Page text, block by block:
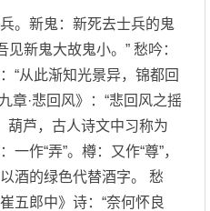
。新鬼：新死去士兵的鬼
见新鬼大故鬼小。” 愁吟：
“从此渐知光景异，锦都回
章·悲回风》：“悲回风之摇
葫芦，古人诗文中习称为
作“弄”。樽：又作“尊”，
酒的绿色代替酒字。 愁
五郎中》诗：“奈何怀良